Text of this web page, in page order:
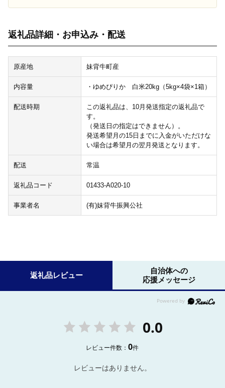
返礼品詳細・お申込み・配送
原産地 妹背牛町産
内容量 ・ゆめぴりか 白米20kg（5kg×4袋×1箱）
配送時期
この返礼品は、10月発送指定の返礼品で
す。
（発送日の指定はできません）。
発送希望月の15日までに入金がいただけな
い場合は希望月の翌月発送となります。
配送 常温
返礼品コード 01433-A020-10
事業者名 (有)妹背牛振興公社
返礼品レビュー
自治体への
応援メッセージ
0.0
レビュー件数：0件
レビューはありません。